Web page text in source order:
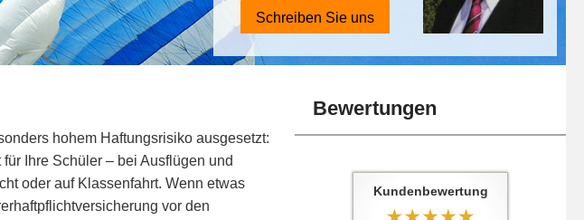
Schreiben Sie uns
Bewertungen
Kundenbewertung
hohem Haftungsrisiko ausgesetzt:
Ihre Schüler – bei Ausflügen und
oder auf Klassenfahrt. Wenn etwas
vor den